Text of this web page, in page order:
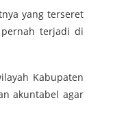
yang terseret
terjadi di
Kabupaten
akuntabel agar